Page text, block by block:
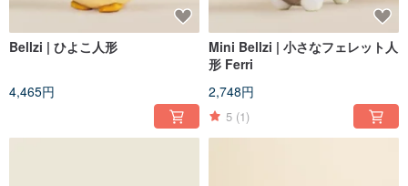
Bellzi | ひよこ人形
4,465円
Mini Bellzi | 小さなフェレット人
形 Ferri
2,748円
5 (1)